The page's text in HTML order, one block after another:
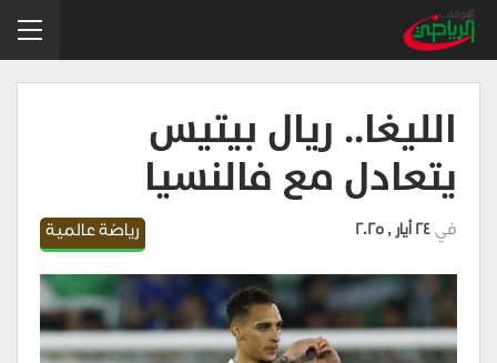
الليغا.. ريال بيتيس
يتعادل مع فالنسيا
رياضة عالمية في 24 أيار , 2025